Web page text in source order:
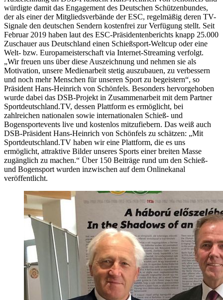
würdigte damit das Engagement des Deutschen Schützenbundes,
der als einer der Mitgliedsverbände der ESC, regelmäßig deren TV-
Signale den deutschen Sendern kostenfrei zur Verfügung stellt. Seit
Februar 2019 haben laut des ESC-Präsidentenberichts knapp 25.000
Zuschauer aus Deutschland einen Schießsport-Weltcup oder eine
Welt- bzw. Europameisterschaft via Internet-Streaming verfolgt.
„Wir freuen uns über diese Auszeichnung und nehmen sie als
Motivation, unsere Medienarbeit stetig auszubauen, zu verbessern
und noch mehr Menschen für unseren Sport zu begeistern“, so
Präsident Hans-Heinrich von Schönfels. Besonders hervorgehoben
wurde dabei das DSB-Projekt in Zusammenarbeit mit dem Partner
Sportdeutschland.TV, dessen Plattform es ermöglicht, bei
zahlreichen nationalen sowie internationalen Schieß- und
Bogensportevents live und kostenlos mitzufiebern. Das weiß auch
DSB-Präsident Hans-Heinrich von Schönfels zu schätzen: „Mit
Sportdeutschland.TV haben wir eine Plattform, die es uns
ermöglicht, attraktive Bilder unseres Sports einer breiten Masse
zugänglich zu machen.“ Über 150 Beiträge rund um den Schieß-
und Bogensport wurden inzwischen auf dem Onlinekanal
veröffentlicht.